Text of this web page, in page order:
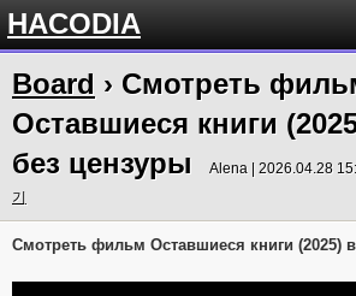
HACODIA
Board › Смотреть
Оставшиеся книги
без цензуры
Alena | 2026.04.28
기
Смотреть фильм Оставшиеся книги (2025)